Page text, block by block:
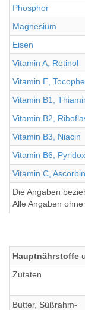
Phosphor
Magnesium
Eisen
Vitamin A, Retinol
Vitamin E,
Vitamin B1,
Vitamin B2,
Vitamin B3, Niacin
Vitamin B6,
Vitamin C,
Die Angaben
Alle Angaben ohne
Hauptnährstoffe
Zutaten
Butter, Süßrahm-